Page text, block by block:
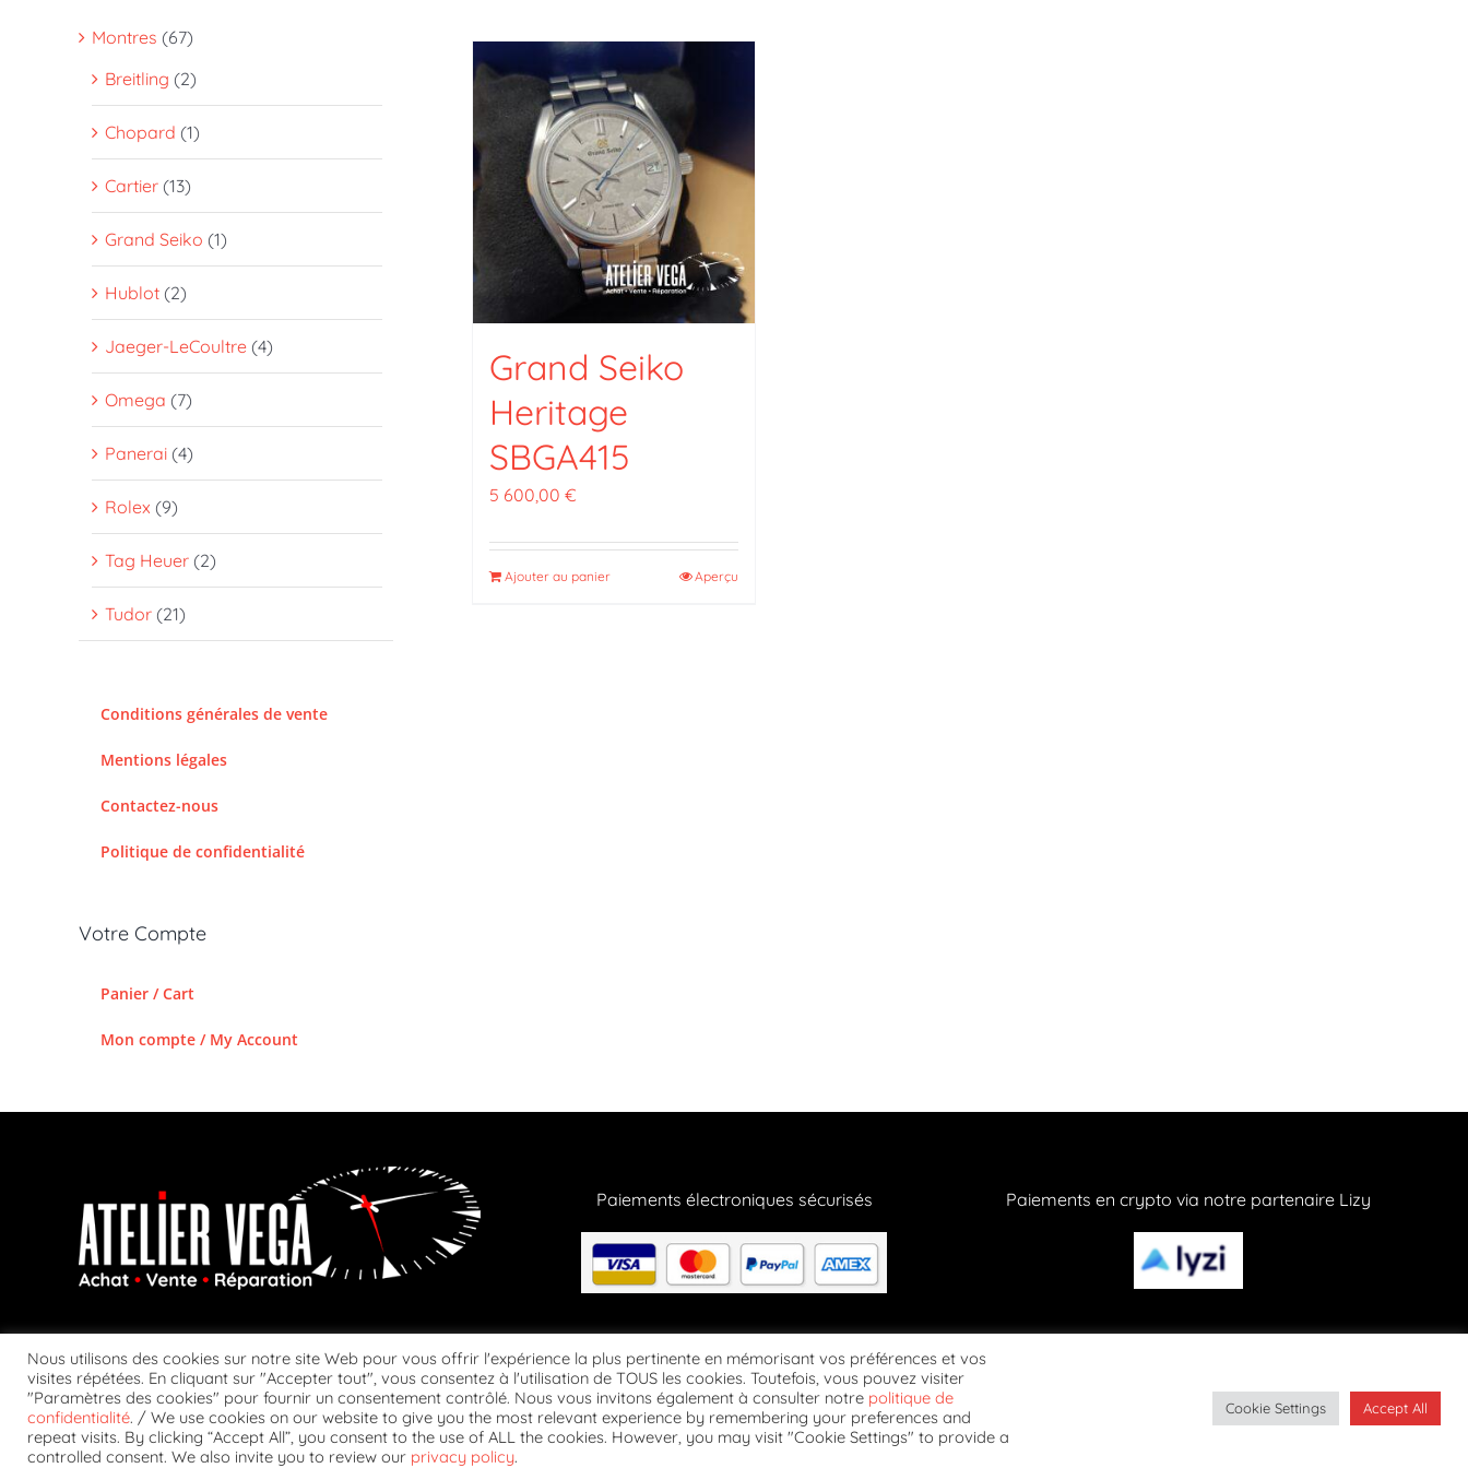
Grand Seiko
Heritage
SBGA415
5 600,00 €
Ajouter au panier Aperçu
Montres (67)
Breitling (2)
Chopard (1)
Cartier (13)
Grand Seiko (1)
Hublot (2)
Jaeger-LeCoultre (4)
Omega (7)
Panerai (4)
Rolex (9)
Tag Heuer (2)
Tudor (21)
Conditions générales de vente
Mentions légales
Contactez-nous
Politique de confidentialité
Votre Compte
Panier / Cart
Mon compte / My Account
Paiements électroniques sécurisés Paiements en crypto via notre partenaire Lizy
Suivez-nous
CONDITIONS GÉNÉRALES DE VENTE MENTIONS LÉGALES CONTACTEZ-NOUS POLITIQUE DE CONFIDENTIALITÉ
Nous utilisons des cookies sur notre site Web pour vous offrir l'expérience la plus pertinente en mémorisant vos préférences et vos
visites répétées. En cliquant sur "Accepter tout", vous consentez à l'utilisation de TOUS les cookies. Toutefois, vous pouvez visiter
"Paramètres des cookies" pour fournir un consentement contrôlé. Nous vous invitons également à consulter notre politique de
confidentialité. / We use cookies on our website to give you the most relevant experience by remembering your preferences and
repeat visits. By clicking “Accept All”, you consent to the use of ALL the cookies. However, you may visit "Cookie Settings" to provide a
controlled consent. We also invite you to review our privacy policy.
Cookie Settings Accept All